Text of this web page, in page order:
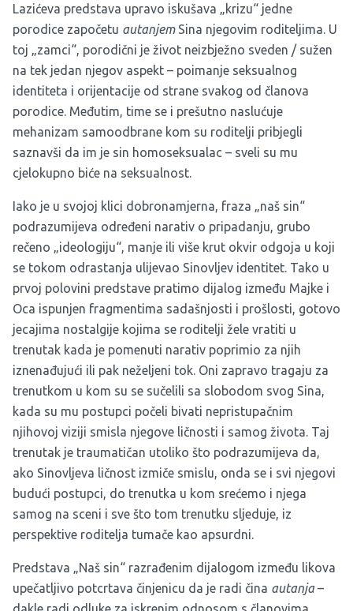
Lazićeva predstava upravo iskušava „krizu“ jedne
porodice započetu autanjemSina njegovim roditeljima. U
toj „zamci“, porodični je život neizbježno sveden / sužen
na tek jedan njegov aspekt – poimanje seksualnog
identiteta i orijentacije od strane svakog od članova
porodice. Međutim, time se i prešutno naslućuje
mehanizam samoodbrane kom su roditelji pribjegli
saznavši da im je sin homoseksualac – sveli su mu
cjelokupno biće na seksualnost.
Iako je u svojoj klici dobronamjerna, fraza „naš sin“
podrazumijeva određeni narativ o pripadanju, grubo
rečeno „ideologiju“, manje ili više krut okvir odgoja u koji
se tokom odrastanja ulijevao Sinovljev identitet. Tako u
prvoj polovini predstave pratimo dijalog između Majke i
Oca ispunjen fragmentima sadašnjosti i prošlosti, gotovo
jecajima nostalgije kojima se roditelji žele vratiti u
trenutak kada je pomenuti narativ poprimio za njih
iznenađujući ili pak neželjeni tok. Oni zapravo tragaju za
trenutkom u kom su se sučelili sa slobodom svog Sina,
kada su mu postupci počeli bivati nepristupačnim
njihovoj viziji smisla njegove ličnosti i samog života. Taj
trenutak je traumatičan utoliko što podrazumijeva da,
ako Sinovljeva ličnost izmiče smislu, onda se i svi njegovi
budući postupci, do trenutka u kom srećemo i njega
samog na sceni i sve što tom trenutku sljeduje, iz
perspektive roditelja tumače kao apsurdni.
Predstava „Naš sin“ razrađenim dijalogom između likova
upečatljivo potcrtava činjenicu da je radi čina autanja–